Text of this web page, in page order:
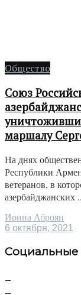
Общество
Союз
маршалу
На днях
Республики
ветеранов, в
азербайджанских
Ирина Аброян
6 октября, 2021
Социальные